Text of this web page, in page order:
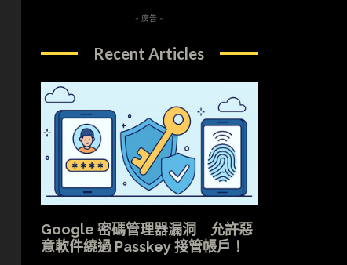
- 廣告 -
Recent Articles
Google 密碼管理器漏洞 允許惡
意軟件繞過 Passkey 接管帳戶！